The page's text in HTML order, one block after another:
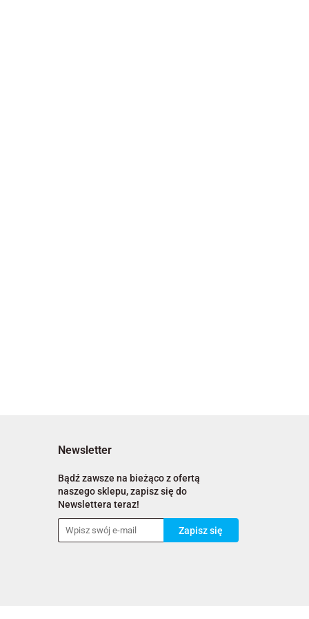
Newsletter
Bądź zawsze na bieżąco z ofertą
naszego sklepu, zapisz się do
Newslettera teraz!